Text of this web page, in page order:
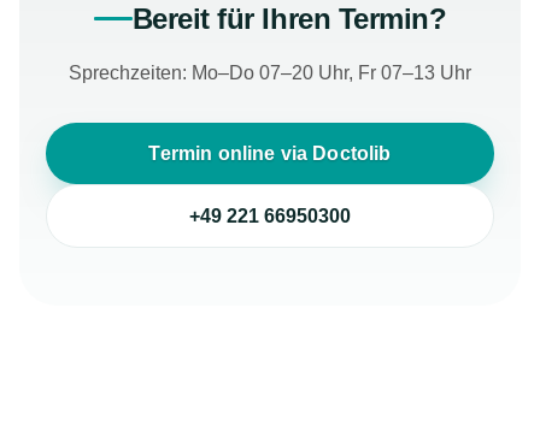
Bereit für Ihren Termin?
Sprechzeiten: Mo–Do 07–20 Uhr, Fr 07–13 Uhr
Termin online via Doctolib
+49 221 66950300